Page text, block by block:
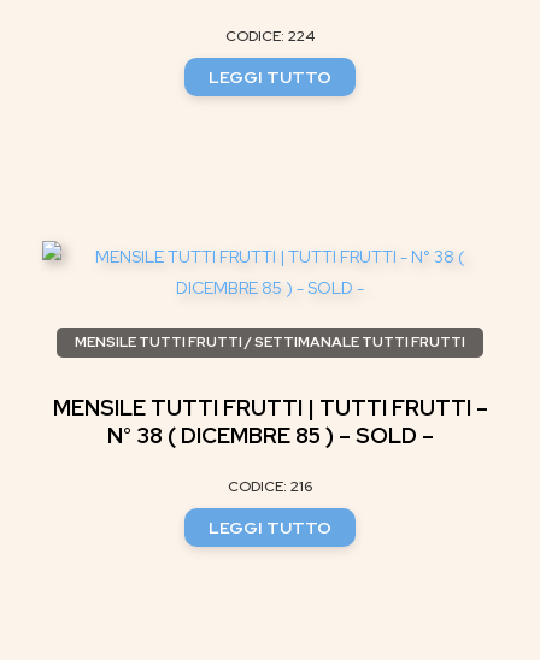
CODICE: 224
LEGGI TUTTO
MENSILE TUTTI FRUTTI / SETTIMANALE TUTTI FRUTTI
MENSILE TUTTI FRUTTI | TUTTI FRUTTI –
N° 38 ( DICEMBRE 85 ) – SOLD –
CODICE: 216
LEGGI TUTTO